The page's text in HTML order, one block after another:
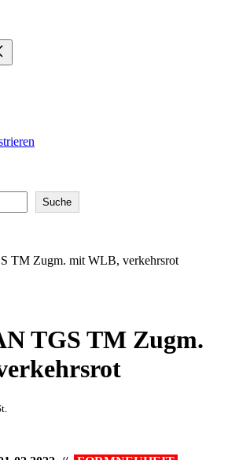
Suche
TM Zugm. mit WLB, verkehrsrot
TGS TM Zugm.